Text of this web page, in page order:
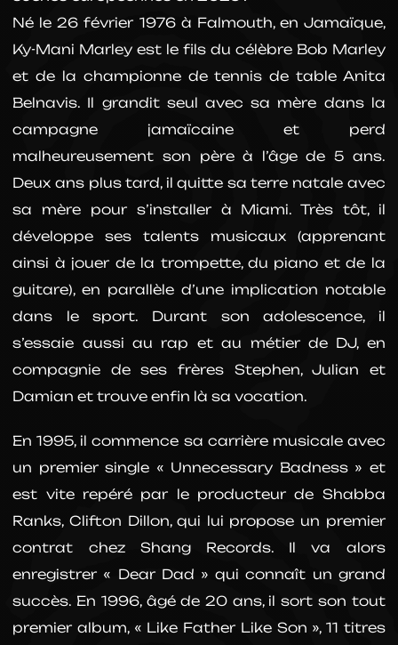
Né le 26 février 1976 à Falmouth, en Jamaïque,
Ky-Mani Marley est le fils du célèbre Bob Marley
et de la championne de tennis de table Anita
Belnavis. Il grandit seul avec sa mère dans la
campagne jamaïcaine et perd
malheureusement son père à l’âge de 5 ans.
Deux ans plus tard, il quitte sa terre natale avec
sa mère pour s’installer à Miami. Très tôt, il
développe ses talents musicaux (apprenant
ainsi à jouer de la trompette, du piano et de la
guitare), en parallèle d’une implication notable
dans le sport. Durant son adolescence, il
s’essaie aussi au rap et au métier de DJ, en
compagnie de ses frères Stephen, Julian et
Damian et trouve enfin là sa vocation.
En 1995, il commence sa carrière musicale avec
un premier single « Unnecessary Badness » et
est vite repéré par le producteur de Shabba
Ranks, Clifton Dillon, qui lui propose un premier
contrat chez Shang Records. Il va alors
enregistrer « Dear Dad » qui connaît un grand
succès. En 1996, âgé de 20 ans, il sort son tout
premier album, « Like Father Like Son », 11 titres